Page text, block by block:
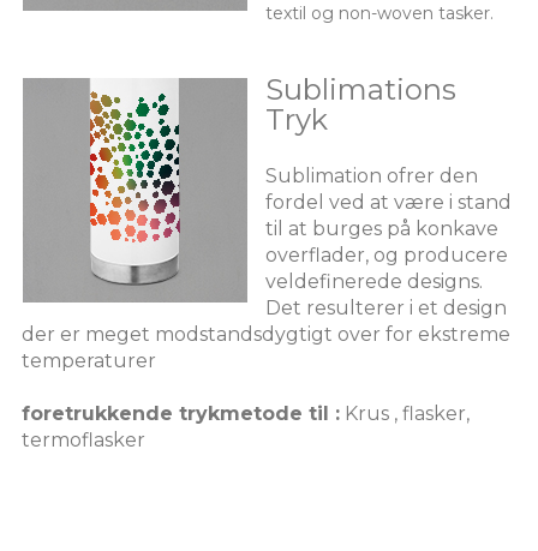
textil og non-woven tasker.
Sublimations
Tryk
Sublimation ofrer den
fordel ved at være i stand
til at burges på konkave
overflader, og producere
veldefinerede designs.
Det resulterer i et design
der er meget modstandsdygtigt over for ekstreme
temperaturer
foretrukkende trykmetode til :Krus , flasker,
termoflasker